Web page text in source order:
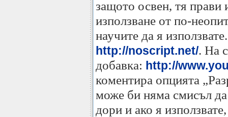
защото освен, тя прави
използване от по-
научите да я
http://noscript.net/. На
добавка: http://
коментира опцията
може би няма смисъл да
дори и ако я